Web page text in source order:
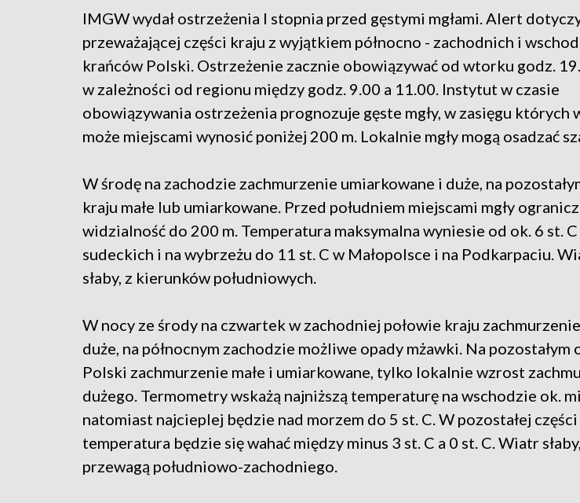
IMGW wydał ostrzeżenia I stopnia przed gęstymi mgłami. Alert
przeważającej części kraju z wyjątkiem północno - zachodnich i
krańców Polski. Ostrzeżenie zacznie obowiązywać od wtorku godz.
w zależności od regionu między godz. 9.00 a 11.00. Instytut w czasie
obowiązywania ostrzeżenia prognozuje gęste mgły, w zasięgu których
może miejscami wynosić poniżej 200 m. Lokalnie mgły mogą osadzać
W środę na zachodzie zachmurzenie umiarkowane i duże, na
kraju małe lub umiarkowane. Przed południem miejscami mgły
widzialność do 200 m. Temperatura maksymalna wyniesie od ok. 6 st.
sudeckich i na wybrzeżu do 11 st. C w Małopolsce i na Podkarpaciu.
słaby, z kierunków południowych.
W nocy ze środy na czwartek w zachodniej połowie kraju
duże, na północnym zachodzie możliwe opady mżawki. Na pozostałym
Polski zachmurzenie małe i umiarkowane, tylko lokalnie wzrost
dużego. Termometry wskażą najniższą temperaturę na wschodzie ok.
natomiast najcieplej będzie nad morzem do 5 st. C. W pozostałej
temperatura będzie się wahać między minus 3 st. C a 0 st. C. Wiatr
przewagą południowo-zachodniego.